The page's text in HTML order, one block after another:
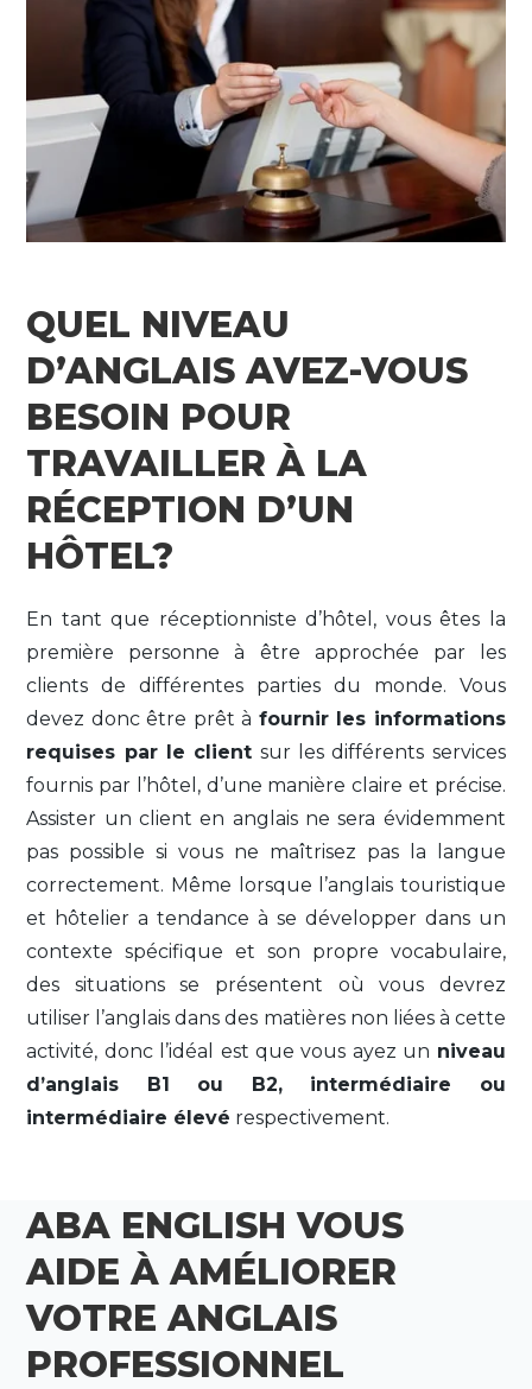
QUEL NIVEAU
D’ANGLAIS AVEZ-VOUS
BESOIN POUR
TRAVAILLER À LA
RÉCEPTION D’UN
HÔTEL?
En tant que réceptionniste d’hôtel, vous êtes la
première personne à être approchée par les
clients de différentes parties du monde. Vous
devez donc être prêt à fournir les informations
requises par le client sur les différents services
fournis par l’hôtel, d’une manière claire et précise.
Assister un client en anglais ne sera évidemment
pas possible si vous ne maîtrisez pas la langue
correctement. Même lorsque l’anglais touristique
et hôtelier a tendance à se développer dans un
contexte spécifique et son propre vocabulaire,
des situations se présentent où vous devrez
utiliser l’anglais dans des matières non liées à cette
activité, donc l’idéal est que vous ayez un niveau
d’anglais B1 ou B2, intermédiaire ou
intermédiaire élevé respectivement.
ABA ENGLISH VOUS
AIDE À AMÉLIORER
VOTRE ANGLAIS
PROFESSIONNEL